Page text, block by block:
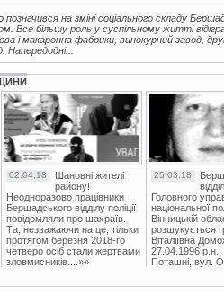
позначився на зміні соціального складу
Все більшу роль у суспільному житті
і макаронна фабрики, винокурний завод,
Напередодні...
02.04.18
Шановні жителі
району!
Неодноразово працівники
Бершадського відділу поліції
повідомляли про шахраїв.
Та, незважаючи на це, тільки
протягом березня 2018-го
четверо осіб стали жертвами
зловмисників....»»
25.03.18
Головного
національної
Вінницькій
розшукується
Віталіївна
27.04.1996 р.н.,
Поташні, вул.